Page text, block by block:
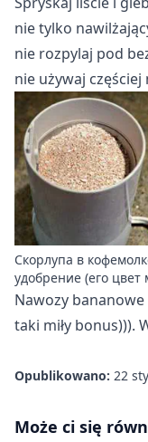
nie tylko
nie rozpylaj pod
nie używaj
Скорлупа в
удобрение (его
Nawozy
taki miły bonus))).
Opublikowano: 22
Może ci się